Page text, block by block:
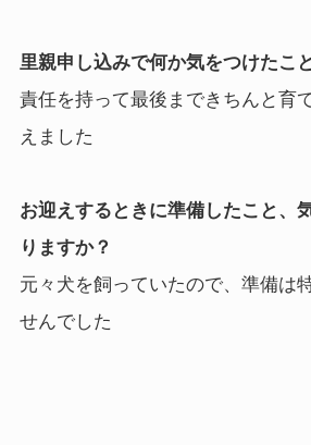
里親申し込みで何か気をつけたこ
責任を持って最後まできちんと育
えました
お迎えするときに準備したこと、
りますか？
元々犬を飼っていたので、準備は
せんでした